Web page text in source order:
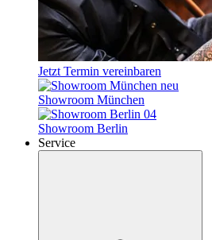
Jetzt Termin vereinbaren
Showroom München
Showroom Berlin
Service